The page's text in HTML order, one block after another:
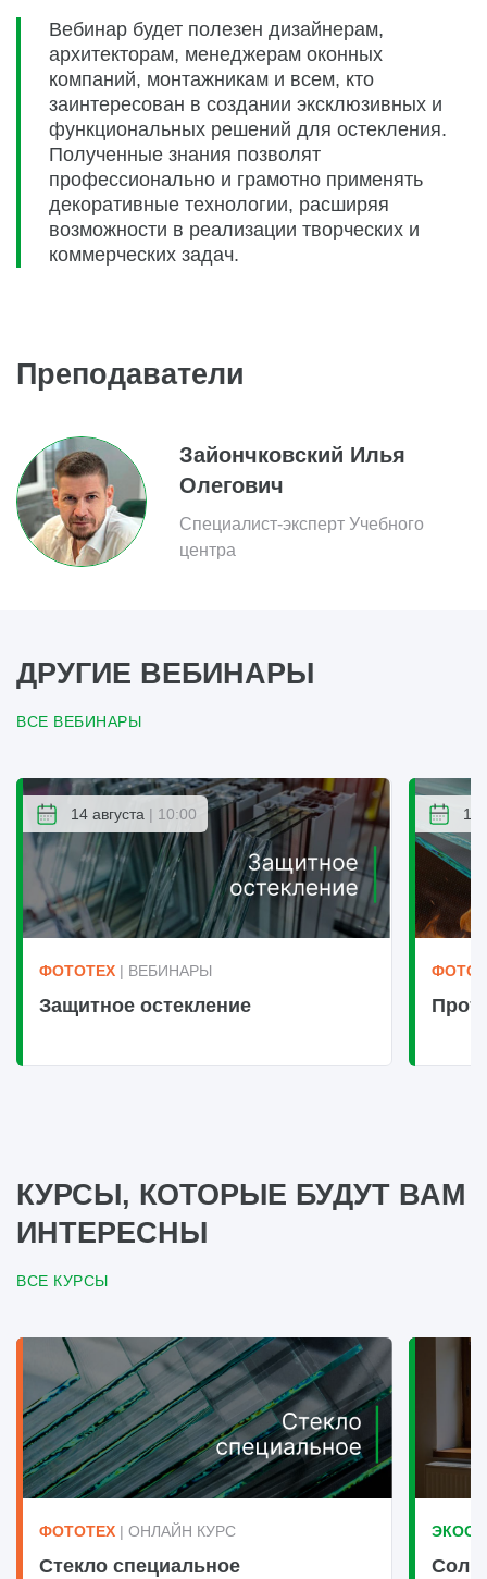
Вебинар будет полезен дизайнерам,
архитекторам, менеджерам оконных
компаний, монтажникам и всем, кто
заинтересован в создании эксклюзивных и
функциональных решений для остекления.
Полученные знания позволят
профессионально и грамотно применять
декоративные технологии, расширяя
возможности в реализации творческих и
коммерческих задач.
Преподаватели
Зайончковский Илья
Олегович
Специалист-эксперт Учебного
центра
ДРУГИЕ ВЕБИНАРЫ
ВСЕ ВЕБИНАРЫ
14 августа | 10:00
ФОТОТЕХ | ВЕБИНАРЫ
Защитное остекление
14
КУРСЫ, КОТОРЫЕ БУДУТ ВАМ
ИНТЕРЕСНЫ
ВСЕ КУРСЫ
ФОТОТЕХ | ОНЛАЙН КУРС
Стекло специальное